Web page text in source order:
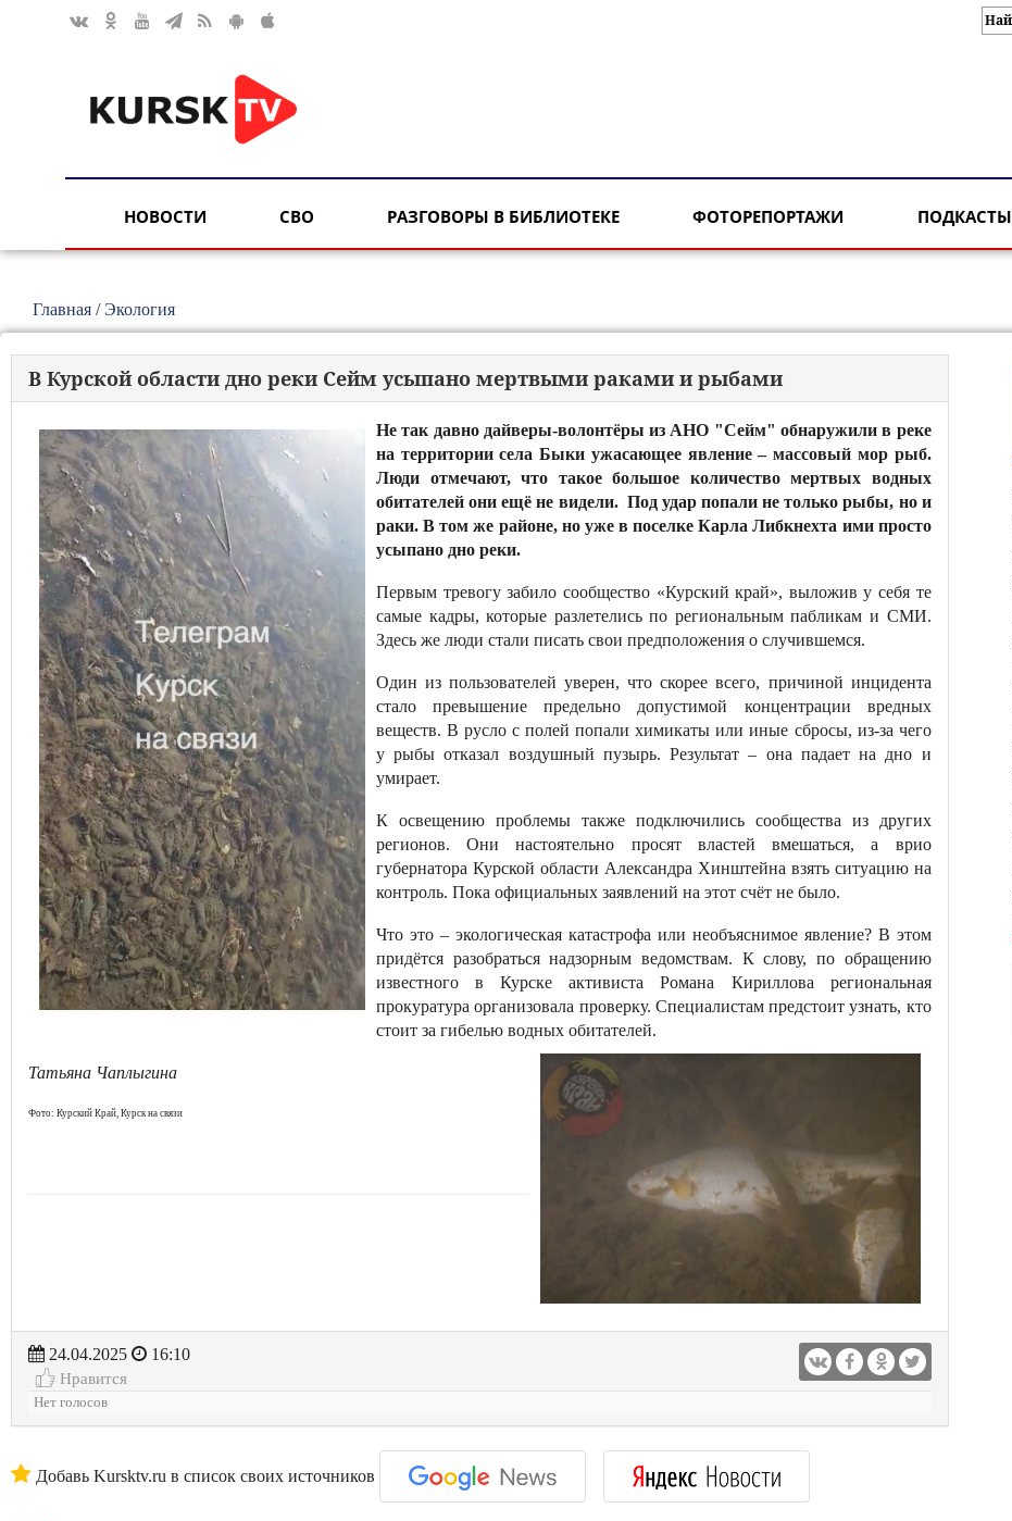
НОВОСТИ СВО РАЗГОВОРЫ В БИБЛИОТЕКЕ ФОТОРЕПОРТАЖИ ПОДКАСТЫ
Главная / Экология
В Курской области дно реки Сейм усыпано мертвыми раками и рыбами
Не так давно дайверы-волонтёры из АНО "Сейм" обнаружили в реке
на территории села Быки ужасающее явление – массовый мор рыб.
Люди отмечают, что такое большое количество мертвых водных
обитателей они ещё не видели. Под удар попали не только рыбы, но и
раки. В том же районе, но уже в поселке Карла Либкнехта ими просто
усыпано дно реки.
Первым тревогу забило сообщество «Курский край», выложив у себя те
самые кадры, которые разлетелись по региональным пабликам и СМИ.
Здесь же люди стали писать свои предположения о случившемся.
Один из пользователей уверен, что скорее всего, причиной инцидента
стало превышение предельно допустимой концентрации вредных
веществ. В русло с полей попали химикаты или иные сбросы, из-за чего
у рыбы отказал воздушный пузырь. Результат – она падает на дно и
умирает.
К освещению проблемы также подключились сообщества из других
регионов. Они настоятельно просят властей вмешаться, а врио
губернатора Курской области Александра Хинштейна взять ситуацию на
контроль. Пока официальных заявлений на этот счёт не было.
Что это – экологическая катастрофа или необъяснимое явление? В этом
придётся разобраться надзорным ведомствам. К слову, по обращению
известного в Курске активиста Романа Кириллова региональная
прокуратура организовала проверку. Специалистам предстоит узнать, кто
стоит за гибелью водных обитателей.
Татьяна Чаплыгина
Фото: Курский Край, Курск на связи
24.04.2025
16:10
Нравится
Нет голосов
Добавь Kursktv.ru в список своих источников